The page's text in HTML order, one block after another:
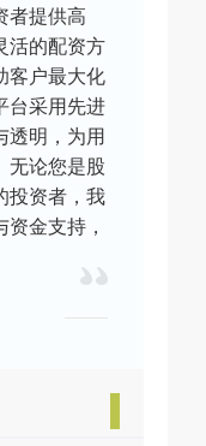
者提供高
活的配资方
客户最大化
台采用先进
透明，为用
无论您是股
投资者，我
金支持，